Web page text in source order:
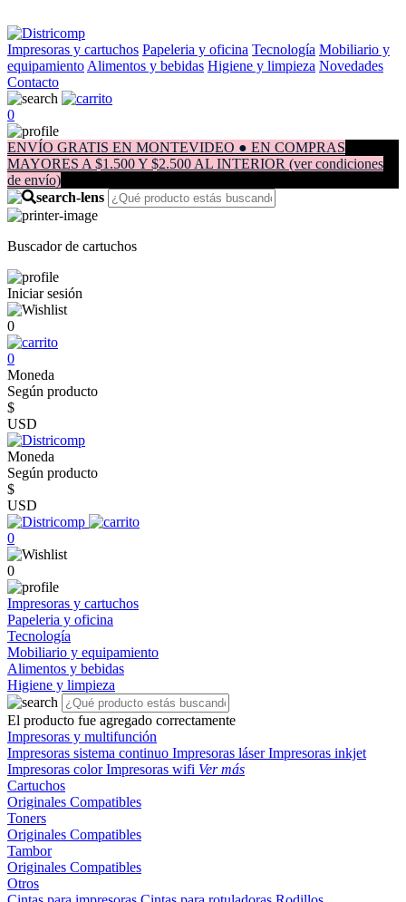
Impresoras y cartuchos Papeleria y oficina Tecnología Mobiliario y
equipamiento Alimentos y bebidas Higiene y limpieza Novedades
Contacto
0
ENVÍO GRATIS EN MONTEVIDEO ● EN COMPRAS
MAYORES A $1.500 Y $2.500 AL INTERIOR (ver condiciones
de envío)
Buscador de cartuchos
Iniciar sesión
0
0
Moneda
Según producto
$
USD
Moneda
Según producto
$
USD
0
0
Impresoras y cartuchos
Papeleria y oficina
Tecnología
Mobiliario y equipamiento
Alimentos y bebidas
Higiene y limpieza
El producto fue agregado correctamente
Impresoras y multifunción
Impresoras sistema continuo Impresoras láserImpresoras inkjet
Impresoras colorImpresoras wifi Ver más
Cartuchos
Originales Compatibles
Toners
Originales Compatibles
Tambor
Originales Compatibles
Otros